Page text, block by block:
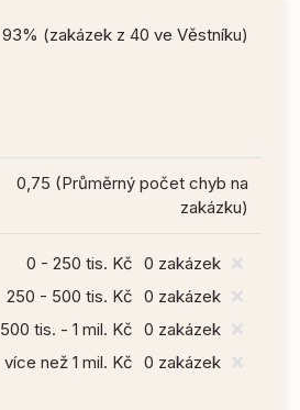
93% (zakázek z 40 ve Věstníku)
0,75 (Průměrný počet chyb na
zakázku)
0 - 250 tis. Kč 0 zakázek
250 - 500 tis. Kč 0 zakázek
500 tis. - 1 mil. Kč 0 zakázek
více než 1 mil. Kč 0 zakázek